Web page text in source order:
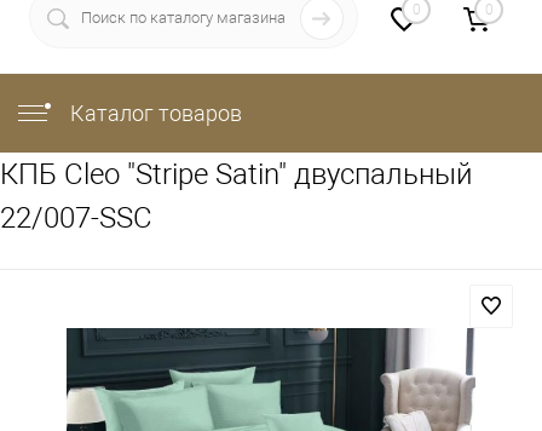
0 0
Каталог товаров
КПБ Cleo "Stripe Satin" двуспальный
22/007-SSC